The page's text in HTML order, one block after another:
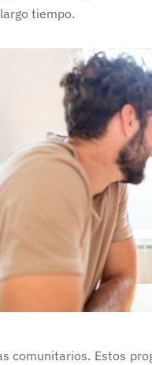
tiempo.
comunitarios. Estos